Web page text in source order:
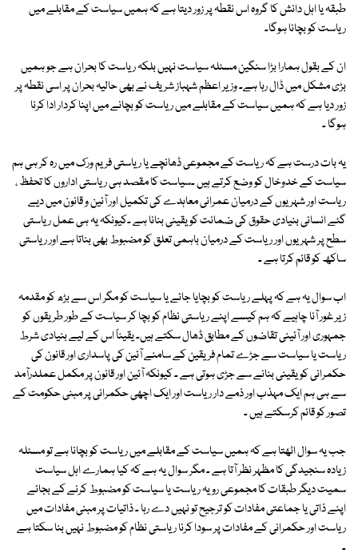
طبقہ یا اہل دانش کا گروہ اس نقطہ پر زور دیتا ہے کہ ہمیں سیاست کے مقابلے میں
ریاست کو بچانا ہوگا۔
ان کے بقول ہمارا بڑا سنگین مسئلہ سیاست نہیں بلکہ ریاست کا بحران ہے جو ہمیں
بڑی مشکل میں ڈال رہا ہے۔ وزیر اعظم شہباز شریف نے بھی حالیہ بحران پر اسی نقطہ پر
زور دیا ہے کہ ہمیں سیاست کے مقابلے میں ریاست کو بچانے میں اپنا کردار ادا کرنا
ہوگا ۔
یہ بات درست ہے کہ ریاست کے مجموعی ڈھانچے یا ریاستی فریم ورک میں رہ کر ہی ہم
سیاست کے خدوخال کو وضع کرتے ہیں ۔سیاست کا مقصد ہی ریاستی اداروں کا تحفظ ،
ریاست اور شہریوں کے درمیان عمرانی معاہدے کی تکمیل اور آئین و قانون میں دیے
گئے انسانی بنیادی حقوق کی ضمانت کو یقینی بنانا ہے ۔کیونکہ یہ ہی عمل ریاستی
سطح پر شہریوں اور ریاست کے درمیان باہمی تعلق کو مضبوط بھی بناتا ہے اور ریاستی
ساکھ کو قائم کرتا ہے ۔
اب سوال یہ ہے کہ پہلے ریاست کو بچایا جائے یا سیاست کو مگر اس سے بڑھ کو مقدمہ
زیر غور آنا چاہیے کہ ہم کیسے اپنے ریاستی نظام کو بچا کر سیاست کے طور طریقوں کو
جمہوری اور آئینی تقاضوں کے مطابق ڈھال سکتے ہیں۔ یقیناً اس کے لیے بنیادی شرط
ریاست یا سیاست سے جڑے تمام فریقین کے سامنے آئین کی پاسداری اور قانون کی
حکمرانی کو یقینی بنانے سے جڑی ہوتی ہے ۔ کیونکہ آئین اور قانون پر مکمل عملدرآمد
سے ہی ہم ایک مہذب اور ذمے دار ریاست اور ایک اچھی حکمرانی پر مبنی حکومت کے
تصور کو قائم کرسکتے ہیں ۔
جب یہ سوال اٹھتا ہے کہ ہمیں سیاست کے مقابلے میں ریاست کو بچانا ہے تو مسئلہ
زیادہ سنجیدگی کا مظہر نظر آتا ہے ۔ مگر سوال یہ ہے کہ کیا ہمارے اہل سیاست
سمیت دیگر طبقات کا مجموعی رویہ ریاست یا سیاست کو مضبوط کرنے کے بجائے
اپنے ذاتی یا جماعتی مفادات کو ترجیح تو نہیں دے رہا ۔ ذاتیات پر مبنی مفادات میں
ریاست اور حکمرانی کے مفادات پر سودا کرنا ریاستی نظام کو مضبوط نہیں بنا سکتا ہے
۔